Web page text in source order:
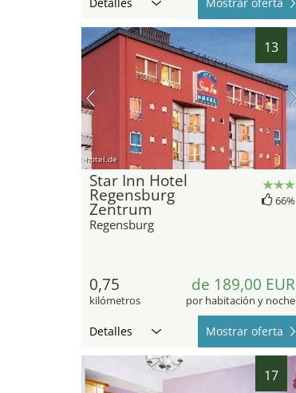
13
hotel.de
Star Inn Hotel
Regensburg
Zentrum
Regensburg
66%
0,75
kilómetros
de 189,00 EUR
por habitación y noche
Detalles Mostrar oferta
17